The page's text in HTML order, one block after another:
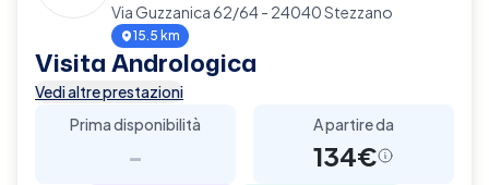
Via Guzzanica 62/64 - 24040 Stezzano
15.5 km
Visita Andrologica
Vedi altre prestazioni
Prima disponibilità
-
A partire da
134€